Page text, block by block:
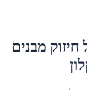
חיזוק מבנים